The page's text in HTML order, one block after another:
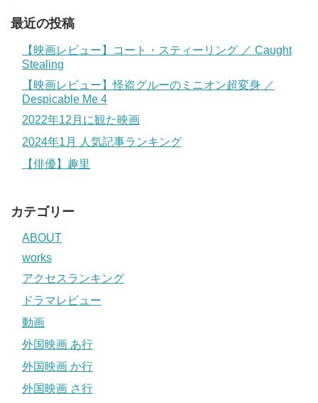
最近の投稿
【映画レビュー】コート・スティーリング ／ Caught
Stealing
【映画レビュー】怪盗グルーのミニオン超変身 ／
Despicable Me 4
2022年12月に観た映画
2024年1月 人気記事ランキング
【俳優】趣里
カテゴリー
ABOUT
works
アクセスランキング
ドラマレビュー
動画
外国映画 あ行
外国映画 か行
外国映画 さ行